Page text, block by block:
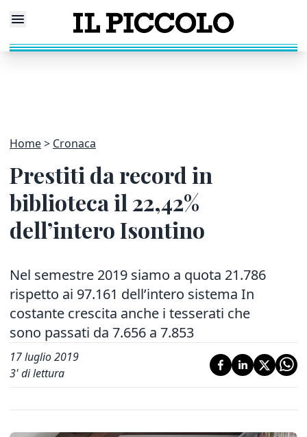
Home Cronaca
Prestiti da record in
biblioteca il 22,42%
dell’intero Isontino
Nel semestre 2019 siamo a quota 21.786
rispetto ai 97.161 dell’intero sistema In
costante crescita anche i tesserati che
sono passati da 7.656 a 7.853
17 luglio 2019
3' di lettura